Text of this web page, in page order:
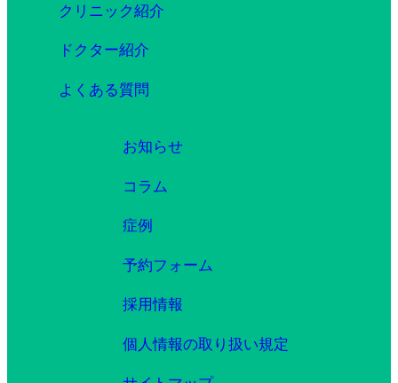
クリニック紹介
ドクター紹介
よくある質問
お知らせ
コラム
症例
予約フォーム
採用情報
個人情報の取り扱い規定